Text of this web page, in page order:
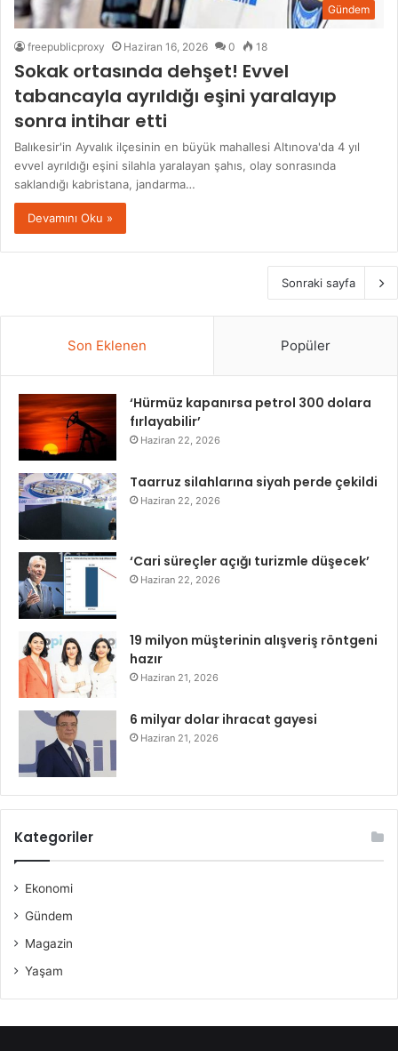
Gündem
freepublicproxy Haziran 16, 2026 0 18
Sokak ortasında dehşet! Evvel
tabancayla ayrıldığı eşini yaralayıp
sonra intihar etti
Balıkesir'in Ayvalık ilçesinin en büyük mahallesi Altınova'da 4 yıl
evvel ayrıldığı eşini silahla yaralayan şahıs, olay sonrasında
saklandığı kabristana, jandarma…
Devamını Oku »
Sonraki sayfa
Son Eklenen Popüler
‘Hürmüz kapanırsa petrol 300 dolara
fırlayabilir’
Haziran 22, 2026
Taarruz silahlarına siyah perde çekildi
Haziran 22, 2026
‘Cari süreçler açığı turizmle düşecek’
Haziran 22, 2026
19 milyon müşterinin alışveriş röntgeni
hazır
Haziran 21, 2026
6 milyar dolar ihracat gayesi
Haziran 21, 2026
Kategoriler
Ekonomi
Gündem
Magazin
Yaşam